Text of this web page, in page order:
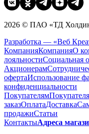
2026 © ПАО «ТД
Разработка — «Веб
КомпанияКомпанияО
лояльностиСоциальная
Акционерам
офертаИспользование
конфиденциальности
Покупателям
заказОплатаДоставка
продажиСтатьи
КонтактыАдреса